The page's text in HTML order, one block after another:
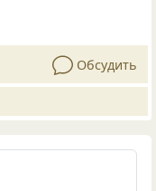
Обсудить